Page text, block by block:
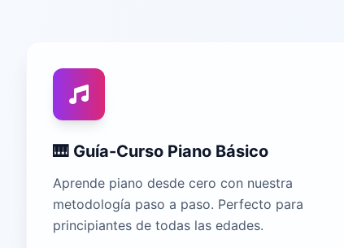
🎹 Guía-Curso Piano Básico
Aprende piano desde cero con nuestra
metodología paso a paso. Perfecto para
principiantes de todas las edades.